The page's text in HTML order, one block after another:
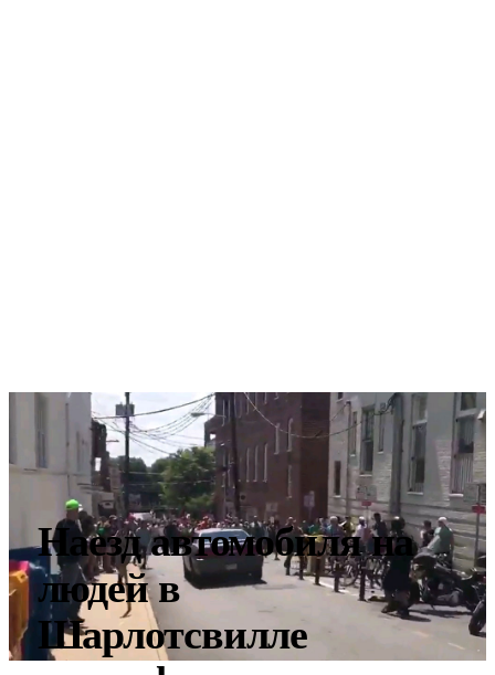
Наезд автомобиля на
людей в
Шарлотсвилле